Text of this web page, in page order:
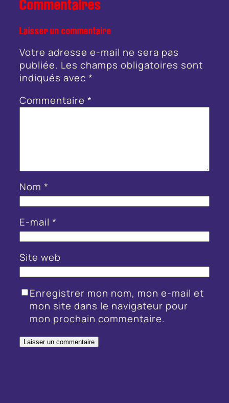
Commentaires
Laisser un commentaire
Votre adresse e-mail ne sera pas
publiée. Les champs obligatoires sont
indiqués avec *
Commentaire *
Nom *
E-mail *
Site web
Enregistrer mon nom, mon e-mail et
mon site dans le navigateur pour
mon prochain commentaire.